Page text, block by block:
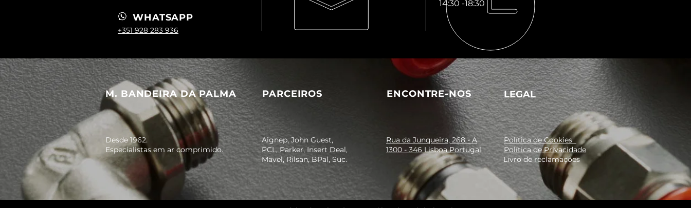
+351 928 283 936
WHATSAPP
14:30 -18:30
M. BANDEIRA DA PALMA PARCEIROS ENCONTRE-NOS LEGAL
Desde 1962.
Especialistas em ar comprimido.
Aignep, John Guest,
PCL, Parker, Insert Deal,
Mavel, Rilsan, BPal, Suc.
Rua da Junqueira, 268 - A
1300 - 346 Lisboa Portugal
Política de Cookies
Política de Privacidade
Livro de reclamações